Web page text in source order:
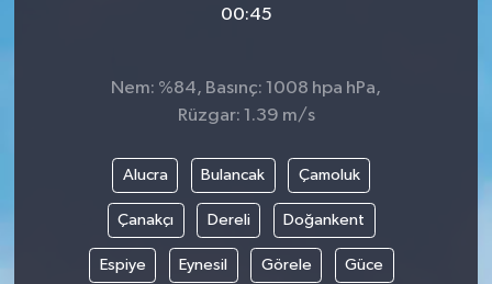
00:45
Nem: %84, Basınç: 1008 hpa hPa,
Rüzgar: 1.39 m/s
Alucra Bulancak Çamoluk
Çanakçı Dereli Doğankent
Espiye Eynesil Görele Güce